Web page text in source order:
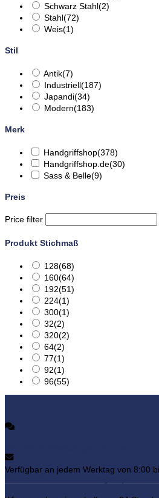
Schwarz Stahl(2)
Stahl(72)
Weis(1)
Stil
Antik(7)
Industriell(187)
Japandi(34)
Modern(183)
Merk
Handgriffshop(378)
Handgriffshop.de(30)
Sass & Belle(9)
Preis
Price filter
Produkt Stichmaß
128(68)
160(64)
192(51)
224(1)
300(1)
32(2)
320(2)
64(2)
77(1)
92(1)
96(55)
Verfügbar an jedem Werktag von 8:00